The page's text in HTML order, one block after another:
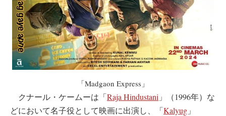
「Madgaon Express」
クナール・ケームーは「Raja Hindustani 」（1996年）な
どにおいて名子役として映画に出演し、「Kalyug 」